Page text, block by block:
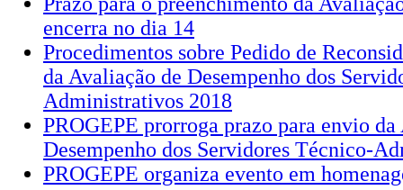
encerra no dia 14
Procedimentos sobre Pedido de
da Avaliação de Desempenho dos
Administrativos 2018
PROGEPE prorroga prazo para envio
Desempenho dos Servidores Técnico-
PROGEPE organiza evento em